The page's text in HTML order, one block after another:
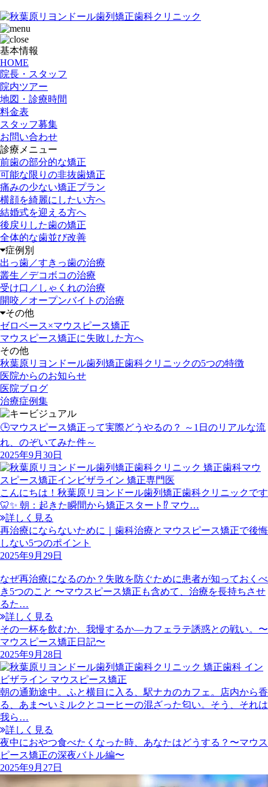
基本情報
HOME
院長・スタッフ
院内ツアー
地図・診療時間
料金表
スタッフ募集
お問い合わせ
診療メニュー
前歯の部分的な矯正
可能な限りの非抜歯矯正
痛みの少ない矯正プラン
横顔を綺麗にしたい方へ
結婚式を迎える方へ
後戻りした歯の矯正
全体的な歯並び改善
症例別
出っ歯／すきっ歯の治療
叢生／デコボコの治療
受け口／しゃくれの治療
開咬／オープンバイトの治療
その他
ゼロベース×マウスピース矯正
マウスピース矯正に失敗した方へ
その他
秋葉原リヨンドール歯列矯正歯科クリニックの5つの特徴
医院からのお知らせ
医院ブログ
治療症例集
🕒マウスピース矯正って実際どうやるの？ ～1日のリアルな流
れ、のぞいてみた件～
2025年9月30日
こんにちは！秋葉原リヨンドール歯列矯正歯科クリニックです
🦷✨ 朝：起きた瞬間から矯正スタート⁉️ マウ…
詳しく見る
再治療にならないために｜歯科治療とマウスピース矯正で後悔
しない5つのポイント
2025年9月29日
なぜ再治療になるのか？失敗を防ぐために患者が知っておくべ
き5つのこと 〜マウスピース矯正も含めて、治療を長持ちさせ
るた…
詳しく見る
その一杯を飲むか、我慢するか—カフェラテ誘惑との戦い。〜
マウスピース矯正日記〜
2025年9月28日
朝の通勤途中。ふと横目に入る、駅ナカのカフェ。店内から香
る、あま〜いミルクとコーヒーの混ざった匂い。そう、それは
我ら…
詳しく見る
夜中におやつ食べたくなった時、あなたはどうする？〜マウス
ピース矯正の深夜バトル編〜
2025年9月27日